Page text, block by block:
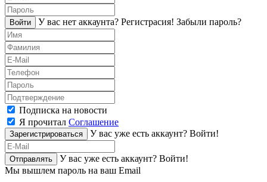
Войти У вас нет аккаунта? Регистраcия! Забыли пароль?
Подписка на новости
Я прочитал Соглашение
Зарегистрироваться У вас уже есть аккаунт? Войти!
Отправлять У вас уже есть аккаунт? Войти!
Мы вышлем пароль на ваш Email